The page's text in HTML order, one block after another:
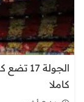
الجولة
كاملا